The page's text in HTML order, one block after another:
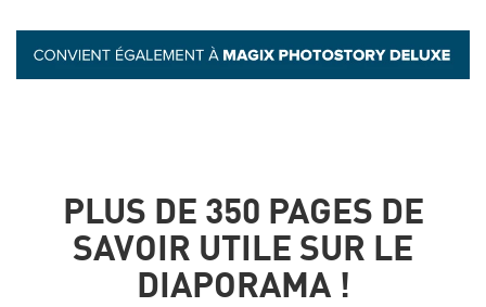
PLUS DE 350 PAGES DE
SAVOIR UTILE SUR LE
DIAPORAMA !